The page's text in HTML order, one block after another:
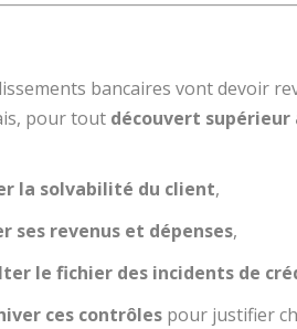
bancaires vont devoir
pour tout découvert supérieur
la solvabilité du client,
ses revenus et dépenses,
le fichier des incidents de
ces contrôles pour justifier